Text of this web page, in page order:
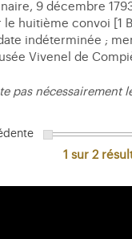
9 décembre
le huitième convoi [1
indéterminée ;
Vivenel de
pas nécessairement
1 sur 2